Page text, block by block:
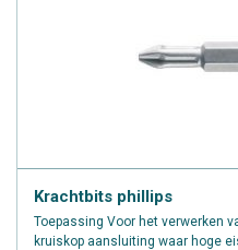
Krachtbits phillips
Toepassing Voor het verwerken
kruiskop aansluiting waar hoge